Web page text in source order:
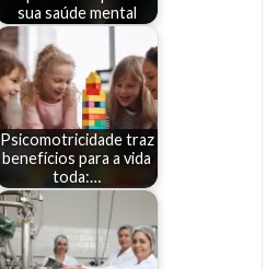
sua saúde mental
Psicomotricidade traz
benefícios para a vida
toda:…